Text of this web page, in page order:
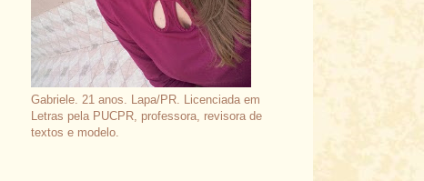
Gabriele. 21 anos. Lapa/PR. Licenciada em
Letras pela PUCPR, professora, revisora de
textos e modelo.